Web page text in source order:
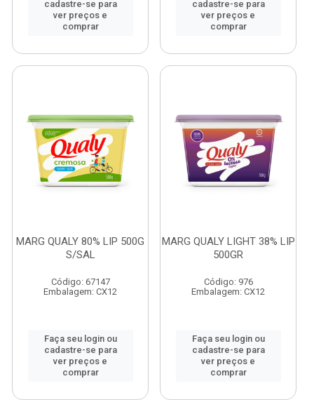
cadastre-se para
ver preços e
comprar
cadastre-se para
ver preços e
comprar
MARG QUALY 80% LIP 500G
S/SAL
Código: 67147
Embalagem: CX12
Faça seu login ou
cadastre-se para
ver preços e
comprar
MARG QUALY LIGHT 38% LIP
500GR
Código: 976
Embalagem: CX12
Faça seu login ou
cadastre-se para
ver preços e
comprar